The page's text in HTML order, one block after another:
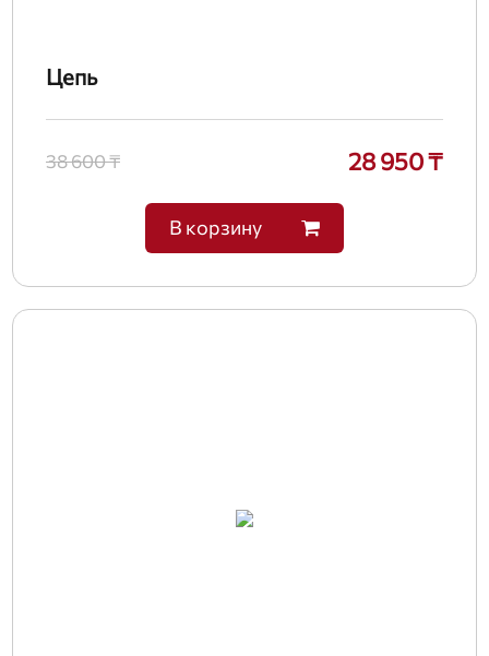
Цепь
38 600 ₸ 28 950 ₸
В корзину